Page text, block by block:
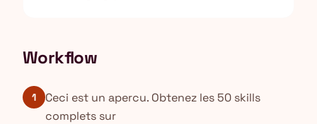
Workflow
1
Ceci est un apercu. Obtenez les 50 skills
complets sur